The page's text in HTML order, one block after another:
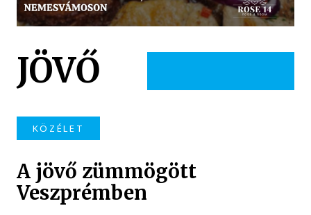
JÖVŐ
KÖZÉLET
A jövő zümmögött
Veszprémben